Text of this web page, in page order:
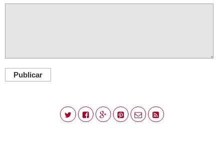
Publicar